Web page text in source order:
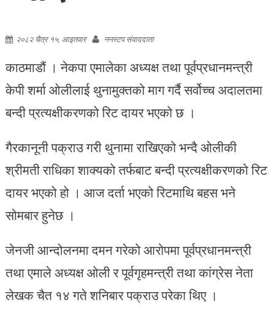
२०८२ चैत्र १५, आइतवार ननस्टप संवाददाता
काठमाडौं । नेकपा एमालेका अध्यक्ष तथा पूर्वप्रधानमन्त्री
केपी शर्मा ओलीलाई थुनामुक्तको माग गर्दै सर्वोच्च अदालतमा
बन्दी प्रत्यक्षीकरणको रिट दायर भएको छ ।
गैरकानूनी पक्राउ गरी थुनामा राखिएको भन्दै ओलीकी
श्रीमती राधिका शाक्यको तर्फबाट बन्दी प्रत्यक्षीकरणको रिट
दायर भएको हो । आज दर्ता भएको रिटमाथि बहस भने
सोमबार हुनेछ ।
जेनजी आन्दोलनमा दमन गरेको आरोपमा पूर्वप्रधानमन्त्री
तथा एमाले अध्यक्ष ओली र पूर्वगृहमन्त्री तथा कांग्रेस नेता
लेखक चैत १४ गते शनिबार पक्राउ परेका थिए ।